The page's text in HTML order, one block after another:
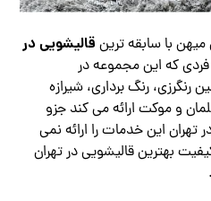
با سابقه ترین قالیشویی در
که این مجموعه در
رنگ برداری، شیرازه
و موکت ارائه می کند جزو
این خدمات را ارائه نمی
بهترین قالیشویی در تهران